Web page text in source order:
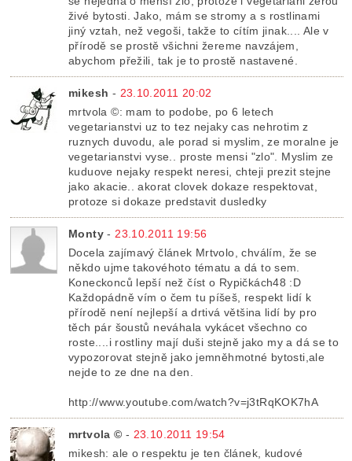
živé bytosti. Jako, mám se stromy a s rostlinami
jiný vztah, než vegoši, takže to cítím jinak.... Ale v
přírodě se prostě všichni žereme navzájem,
abychom přežili, tak je to prostě nastavené.
mikesh - 23.10.2011 20:02
mrtvola ©: mam to podobe, po 6 letech
vegetarianstvi uz to tez nejaky cas nehrotim z
ruznych duvodu, ale porad si myslim, ze moralne je
vegetarianstvi vyse.. proste mensi "zlo". Myslim ze
kuduove nejaky respekt neresi, chteji prezit stejne
jako akacie.. akorat clovek dokaze respektovat,
protoze si dokaze predstavit dusledky
Monty - 23.10.2011 19:56
Docela zajímavý článek Mrtvolo, chválím, že se
někdo ujme takovéhoto tématu a dá to sem.
Koneckonců lepší než číst o Rypičkách48 :D
Každopádně vím o čem tu píšeš, respekt lidí k
přírodě není nejlepší a drtivá většina lidí by pro
těch pár šoustů neváhala vykácet všechno co
roste....i rostliny mají duši stejně jako my a dá se to
vypozorovat stejně jako jemněhmotné bytosti,ale
nejde to ze dne na den.
http://www.youtube.com/watch?v=j3tRqKOK7hA
mrtvola © - 23.10.2011 19:54
mikesh: ale o respektu je ten článek, kudové